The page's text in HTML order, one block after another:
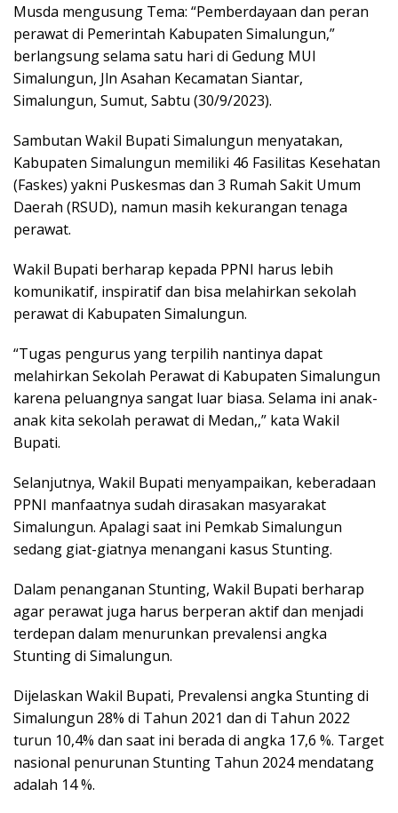
Musda mengusung Tema: “Pemberdayaan dan peran
perawat di Pemerintah Kabupaten Simalungun,”
berlangsung selama satu hari di Gedung MUI
Simalungun, Jln Asahan Kecamatan Siantar,
Simalungun, Sumut, Sabtu (30/9/2023).
Sambutan Wakil Bupati Simalungun menyatakan,
Kabupaten Simalungun memiliki 46 Fasilitas Kesehatan
(Faskes) yakni Puskesmas dan 3 Rumah Sakit Umum
Daerah (RSUD), namun masih kekurangan tenaga
perawat.
Wakil Bupati berharap kepada PPNI harus lebih
komunikatif, inspiratif dan bisa melahirkan sekolah
perawat di Kabupaten Simalungun.
“Tugas pengurus yang terpilih nantinya dapat
melahirkan Sekolah Perawat di Kabupaten Simalungun
karena peluangnya sangat luar biasa. Selama ini anak-
anak kita sekolah perawat di Medan,,” kata Wakil
Bupati.
Selanjutnya, Wakil Bupati menyampaikan, keberadaan
PPNI manfaatnya sudah dirasakan masyarakat
Simalungun. Apalagi saat ini Pemkab Simalungun
sedang giat-giatnya menangani kasus Stunting.
Dalam penanganan Stunting, Wakil Bupati berharap
agar perawat juga harus berperan aktif dan menjadi
terdepan dalam menurunkan prevalensi angka
Stunting di Simalungun.
Dijelaskan Wakil Bupati, Prevalensi angka Stunting di
Simalungun 28% di Tahun 2021 dan di Tahun 2022
turun 10,4% dan saat ini berada di angka 17,6 %. Target
nasional penurunan Stunting Tahun 2024 mendatang
adalah 14 %.